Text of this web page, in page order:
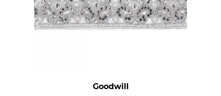
Goodwill